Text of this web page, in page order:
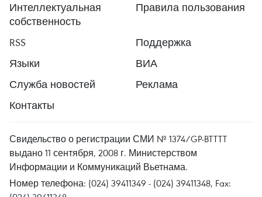
Интеллектуальная
собственность
Правила пользования
RSS
Поддержка
Языки
ВИА
Служба новостей
Реклама
Контакты
Свидельство о регистрации СМИ № 1374/GP-BTTTT
выдано 11 сентября, 2008 г. Министерством
Информации и Коммуникаций Вьетнама.
Номер телефона: (024) 39411349 - (024) 39411348, Fax: